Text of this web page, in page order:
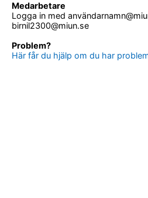
Medarbetare
Logga in med
birnil2300@miun.se
Problem?
Här får du hjälp om du har